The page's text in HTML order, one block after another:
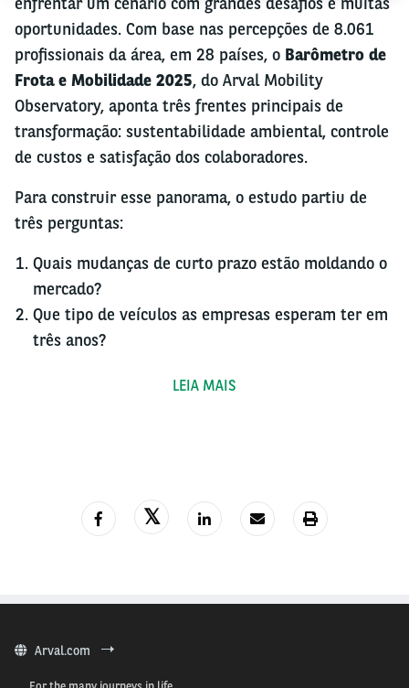
oportunidades. Com base nas percepções de 8.061
profissionais da área, em 28 países, o Barômetro de
Frota e Mobilidade 2025, do Arval Mobility
Observatory, aponta três frentes principais de
transformação: sustentabilidade ambiental, controle
de custos e satisfação dos colaboradores.
Para construir esse panorama, o estudo partiu de
três perguntas:
Quais mudanças de curto prazo estão moldando o
mercado?
Que tipo de veículos as empresas esperam ter em
três anos?
mobilidade corporativa?
participaram da pesquisa — amostra definida por
uma cota global que considera o porte das empresas
Confira as seguir os principais destaques dessa
LEIA MAIS
Arval.com
For the many journeys in life